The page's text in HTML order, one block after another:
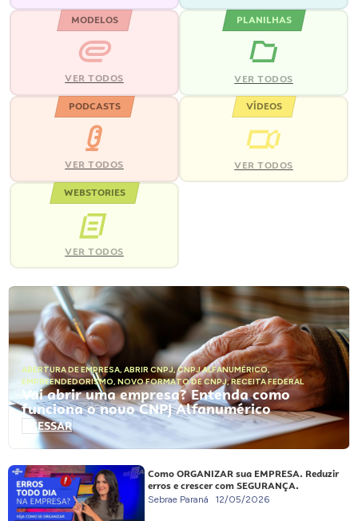
MODELOS
VER TODOS
PLANILHAS
VER TODOS
PODCASTS
VER TODOS
VÍDEOS
VER TODOS
WEBSTORIES
VER TODOS
ABERTURA DE EMPRESA, ABRIR CNPJ,CNPJ ALFANUMÉRICO,
EMPREENDEDORISMO, NOVO FORMATO DE CNPJ,RECEITA FEDERAL
Vai abrir uma empresa? Entenda como
funciona o novo CNPJ Alfanumérico
ACESSAR
Como ORGANIZAR sua EMPRESA. Reduzir
erros e crescer com SEGURANÇA.
Sebrae Paraná 12/05/2026